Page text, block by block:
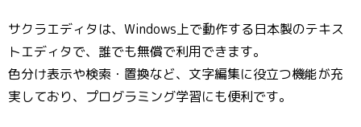
サクラエディタは、Windows上で動作する日本製のテキス
トエディタで、誰でも無償で利用できます。
色分け表示や検索・置換など、文字編集に役立つ機能が充
実しており、プログラミング学習にも便利です。